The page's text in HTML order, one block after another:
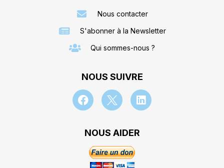
Nous contacter
S'abonner à la Newsletter
Qui sommes-nous ?
NOUS SUIVRE
NOUS AIDER